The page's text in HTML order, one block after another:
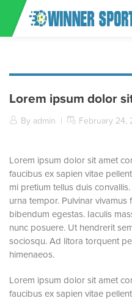
Lorem ipsum dolor
By admin | February 24,
Lorem ipsum dolor sit amet
faucibus ex sapien vitae
mi pretium tellus duis
urna tempor. Pulvinar vivamus
bibendum egestas. Iaculis
nunc posuere. Ut hendrerit
sociosqu. Ad litora torquent
himenaeos.
Lorem ipsum dolor sit amet
faucibus ex sapien vitae